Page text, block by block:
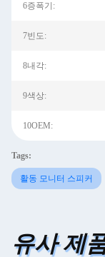
6증폭기:
7빈도:
8내각:
9색상:
10OEM:
Tags:
활동 모니터 스피커
유사 제